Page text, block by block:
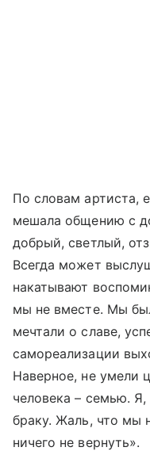
По словам артиста,
мешала общению с
добрый, светлый,
Всегда может
накатывают
мы не вместе. Мы
мечтали о славе,
самореализации
Наверное, не умели
человека – семью. Я,
браку. Жаль, что мы
ничего не вернуть».